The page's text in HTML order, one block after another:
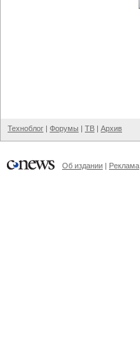
Техноблог | Форумы | ТВ | Архив
Об издании | Реклама